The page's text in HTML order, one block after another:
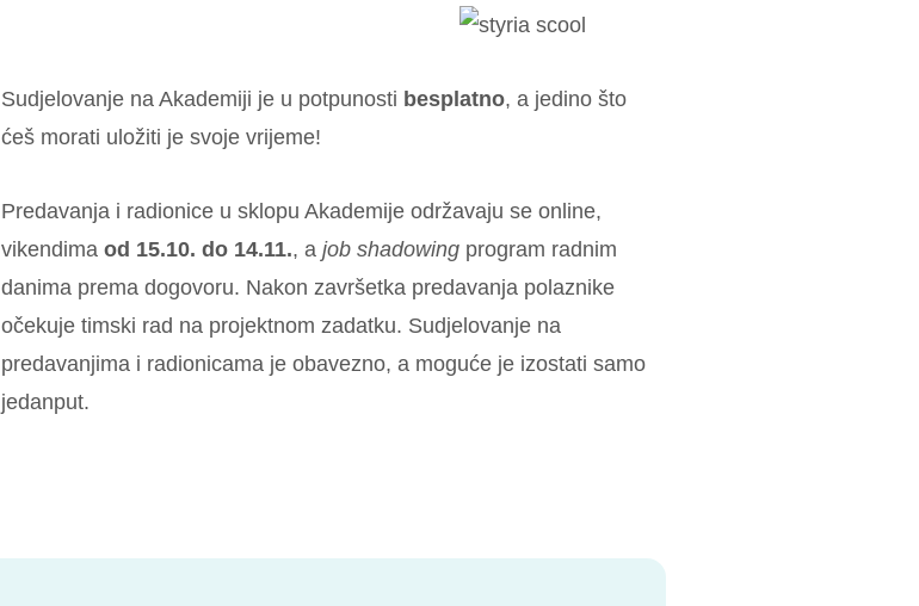
Sudjelovanje na Akademiji je u potpunosti besplatno, a jedino što
ćeš morati uložiti je svoje vrijeme!
Predavanja i radionice u sklopu Akademije održavaju se online,
vikendimaod 15.10. do 14.11., ajob shadowing program radnim
danima prema dogovoru. Nakon završetka predavanja polaznike
očekuje timski rad na projektnom zadatku. Sudjelovanje na
predavanjima i radionicama je obavezno, a moguće je izostati samo
jedanput.